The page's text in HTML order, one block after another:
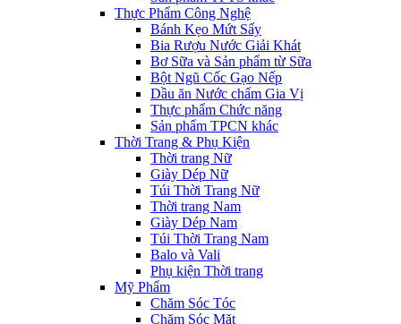
Thực Phẩm Công Nghệ
Bánh Kẹo Mứt Sấy
Bia Rượu Nước Giải Khát
Bơ Sữa và Sản phẩm từ Sữa
Bột Ngũ Cốc Gạo Nếp
Dầu ăn Nước chấm Gia Vị
Thực phẩm Chức năng
Sản phẩm TPCN khác
Thời Trang & Phụ Kiện
Thời trang Nữ
Giày Dép Nữ
Túi Thời Trang Nữ
Thời trang Nam
Giày Dép Nam
Túi Thời Trang Nam
Balo và Vali
Phụ kiện Thời trang
Mỹ Phẩm
Chăm Sóc Tóc
Chăm Sóc Mặt